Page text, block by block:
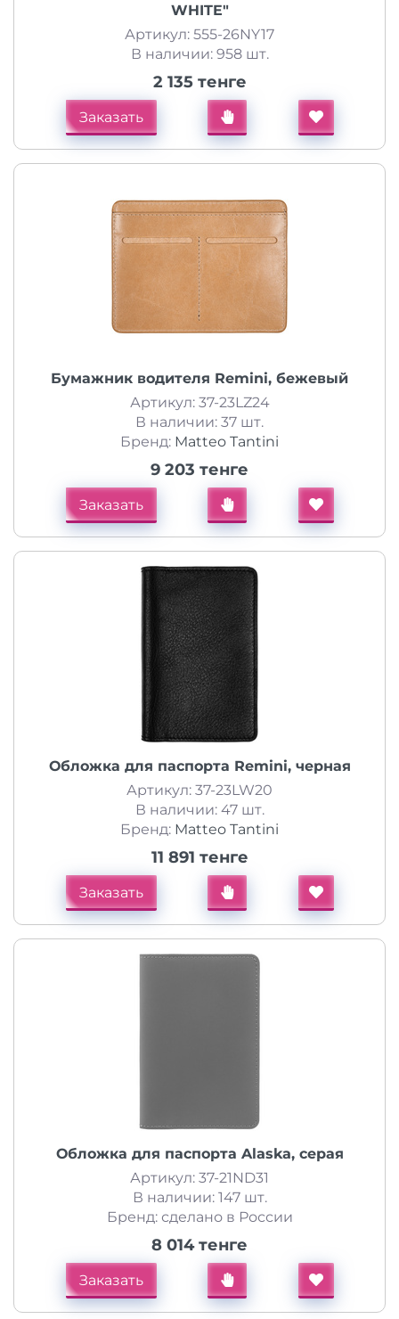
WHITE"
Артикул: 555-26NY17
В наличии: 958 шт.
2 135 тенге
Заказать
Бумажник водителя Remini, бежевый
Артикул: 37-23LZ24
В наличии: 37 шт.
Бренд: Matteo Tantini
9 203 тенге
Заказать
Обложка для паспорта Remini, черная
Артикул: 37-23LW20
В наличии: 47 шт.
Бренд: Matteo Tantini
11 891 тенге
Заказать
Обложка для паспорта Alaska, серая
Артикул: 37-21ND31
В наличии: 147 шт.
Бренд: сделано в России
8 014 тенге
Заказать